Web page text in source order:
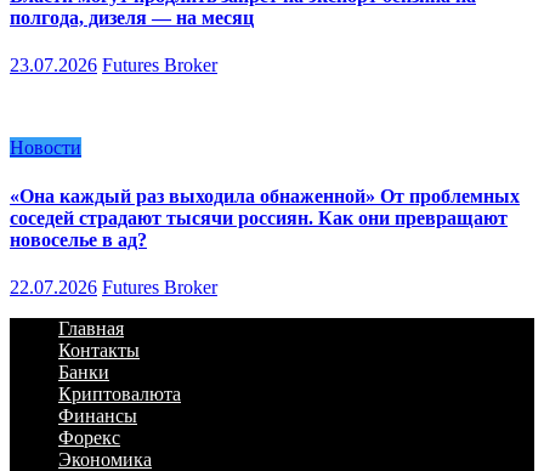
полгода, дизеля — на месяц
23.07.2026 Futures Broker
Новости
«Она каждый раз выходила обнаженной» От проблемных
соседей страдают тысячи россиян. Как они превращают
новоселье в ад?
22.07.2026 Futures Broker
Главная
Контакты
Банки
Криптовалюта
Финансы
Форекс
Экономика